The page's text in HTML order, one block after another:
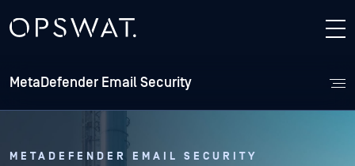
MetaDefender Email Security
METADEFENDER EMAIL SECURITY